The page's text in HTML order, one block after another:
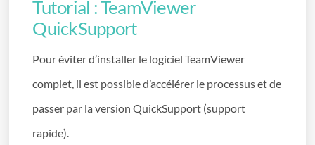
Tutorial : TeamViewer
QuickSupport
Pour éviter d’installer le logiciel TeamViewer
complet, il est possible d’accélérer le processus et de
passer par la version QuickSupport (support
rapide).